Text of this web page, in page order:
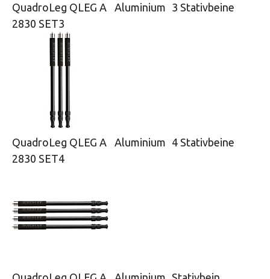
QuadroLeg QLEG A
2830 SET3
Aluminium 3 Stativbeine
QuadroLeg QLEG A
2830 SET4
Aluminium 4 Stativbeine